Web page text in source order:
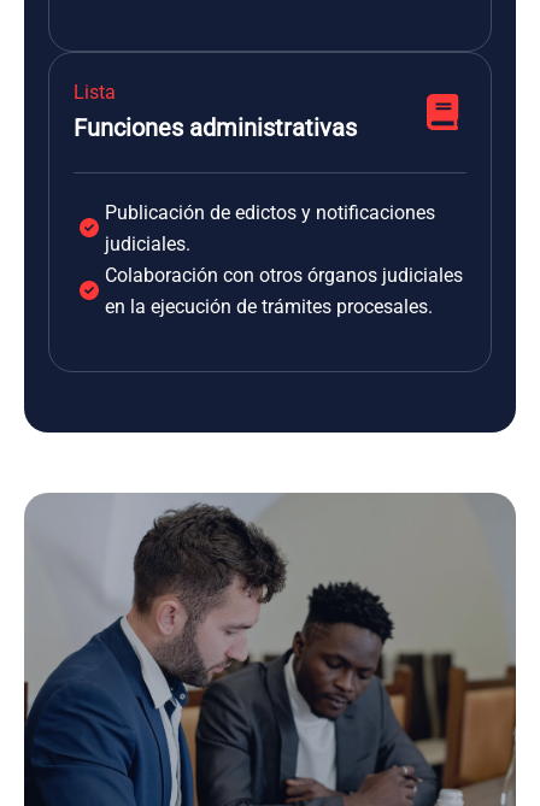
Lista
Funciones administrativas
Publicación de edictos y notificaciones
judiciales.
Colaboración con otros órganos judiciales
en la ejecución de trámites procesales.